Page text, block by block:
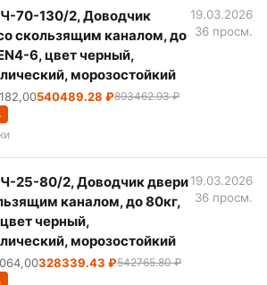
70-130/2, Доводчик
скользящим каналом, до
6, цвет черный,
морозостойкий
540489.28 ₽893462.93 ₽
19.03.2026
36 просм.
25-80/2, Доводчик двери
каналом, до 80кг,
черный,
морозостойкий
328339.43 ₽542765.80 ₽
19.03.2026
36 просм.